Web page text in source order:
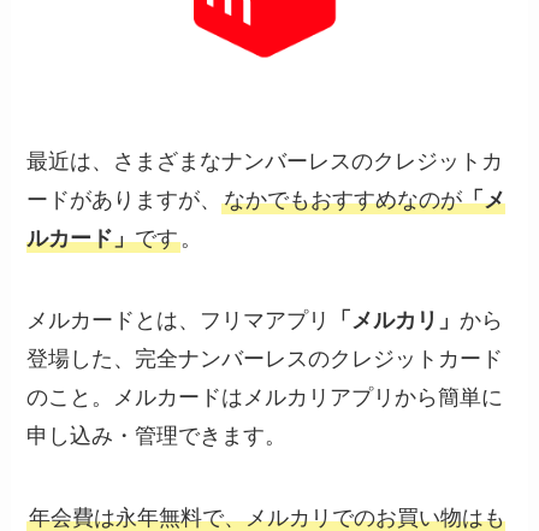
最近は、さまざまなナンバーレスのクレジットカ
ードがありますが、なかでもおすすめなのが「メ
ルカード」です。
メルカードとは、フリマアプリ 「メルカリ」 から
登場した、完全ナンバーレスのクレジットカード
のこと。メルカードはメルカリアプリから簡単に
申し込み・管理できます。
年会費は永年無料で、メルカリでのお買い物はも